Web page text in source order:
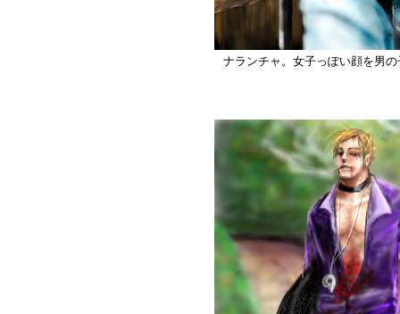
ナランチャ。女子っぽい顔を男